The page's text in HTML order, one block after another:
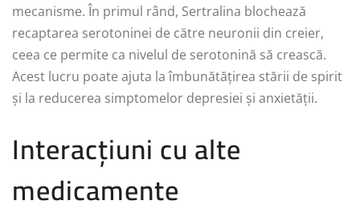
mecanisme. În primul rând, Sertralina blochează
recaptarea serotoninei de către neuronii din creier,
ceea ce permite ca nivelul de serotonină să crească.
Acest lucru poate ajuta la îmbunătățirea stării de spirit
și la reducerea simptomelor depresiei și anxietății.
Interacțiuni cu alte
medicamente